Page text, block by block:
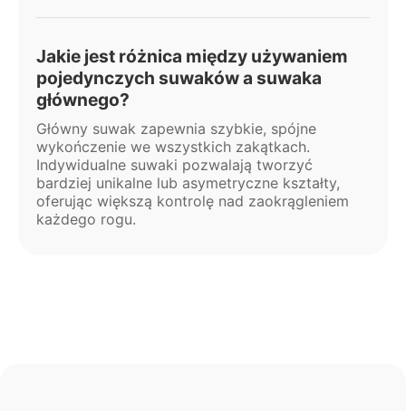
Jakie jest różnica między używaniem
pojedynczych suwaków a suwaka
głównego?
Główny suwak zapewnia szybkie, spójne
wykończenie we wszystkich zakątkach.
Indywidualne suwaki pozwalają tworzyć
bardziej unikalne lub asymetryczne kształty,
oferując większą kontrolę nad zaokrągleniem
każdego rogu.